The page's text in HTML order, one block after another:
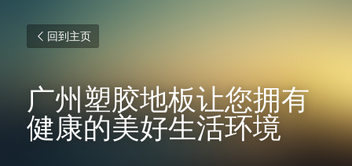
回到主页
广州塑胶地板让您拥有
健康的美好生活环境